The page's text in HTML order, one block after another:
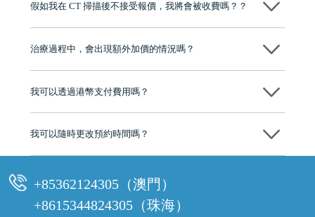
牌」、「2025香港企業領袖品牌」，是諾貝爾種植系統全球放心植牙中
至今已服務超過三十個國家和地區的顧客，受到粵港澳大灣區及周邊城
有咨詢及服務保障中心，有任何問題都可以隨時預約免費咨詢，讓人十
假如我在 CT 掃描後不接受報價，我將會被收費嗎？？
治療過程中，會出現額外加價的情況嗎？
我可以透過港幣支付費用嗎？
可以。維港口腔會按照當日匯率轉算收取費用，而匯率會及時告知客人
我可以隨時更改預約時間嗎？
+85362124305（澳門）
+8615344824305（珠海）